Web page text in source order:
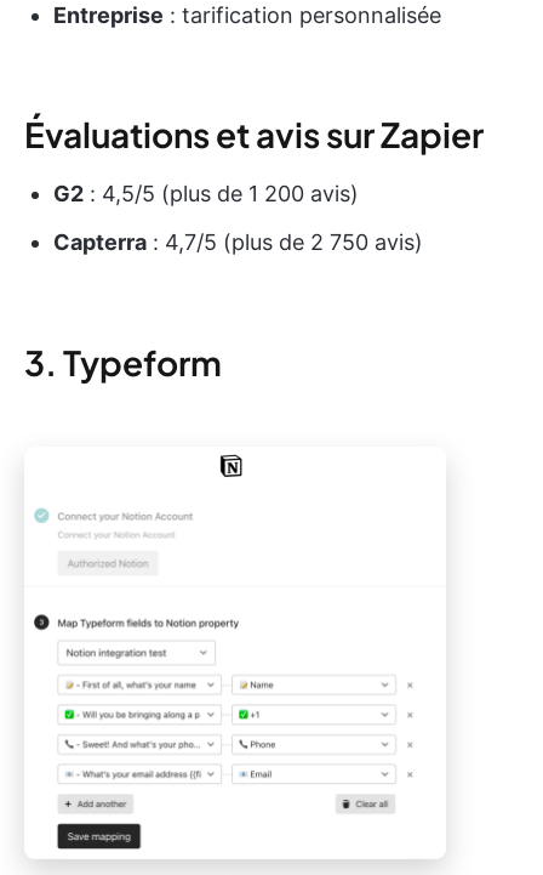
Entreprise : tarification personnalisée
Évaluations et avis sur Zapier
G2 : 4,5/5 (plus de 1 200 avis)
Capterra : 4,7/5 (plus de 2 750 avis)
3. Typeform